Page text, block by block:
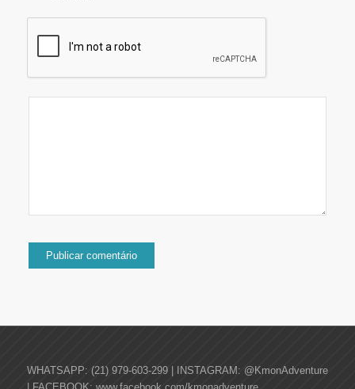
WHATSAPP: (21) 979-603-299 | INSTAGRAM: @KmonAdventure